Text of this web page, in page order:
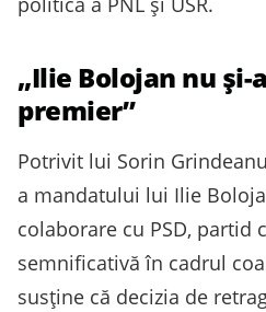
„Ilie Bolojan nu
premier”
Potrivit lui Sorin
a mandatului lui Ilie
colaborare cu PSD, partid
semnificativă în cadrul
susține că decizia de